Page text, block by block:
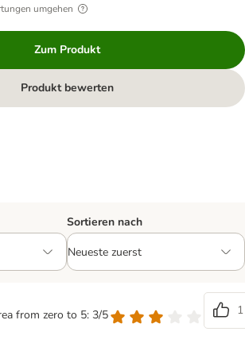
umgehen
Zum Produkt
Produkt bewerten
Sortieren nach
from zero to 5: 3/5
1